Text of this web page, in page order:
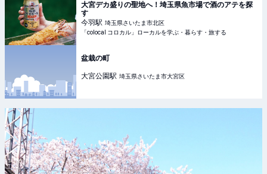
大宮デカ盛りの聖地へ！埼玉県魚市場で酒のアテを探
す
今羽駅 埼玉県さいたま市北区
「colocal コロカル」ローカルを学ぶ・暮らす・旅する
盆栽の町
大宮公園駅 埼玉県さいたま市大宮区